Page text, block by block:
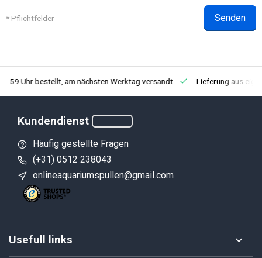
* Pflichtfelder Senden
Uhr bestellt, am nächsten Werktag versandt Lieferung aus
Kundendienst
Häufig gestellte Fragen
(+31) 0512 238043
onlineaquariumspullen@gmail.com
Usefull links